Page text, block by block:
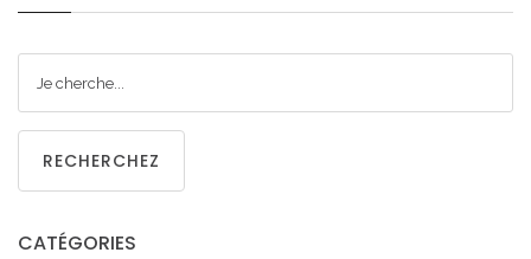
RECHERCHEZ
CATÉGORIES